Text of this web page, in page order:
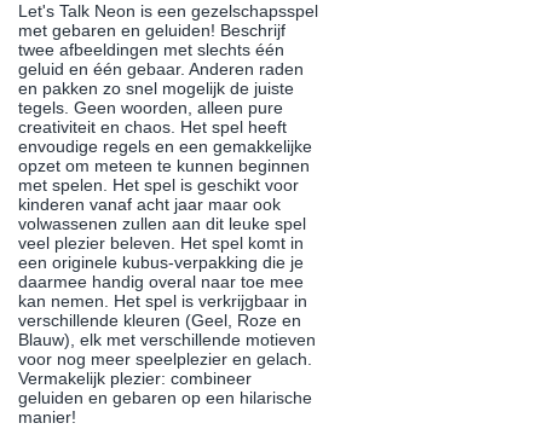
Let's Talk Neon is een gezelschapsspel
met gebaren en geluiden! Beschrijf
twee afbeeldingen met slechts één
geluid en één gebaar. Anderen raden
en pakken zo snel mogelijk de juiste
tegels. Geen woorden, alleen pure
creativiteit en chaos. Het spel heeft
envoudige regels en een gemakkelijke
opzet om meteen te kunnen beginnen
met spelen. Het spel is geschikt voor
kinderen vanaf acht jaar maar ook
volwassenen zullen aan dit leuke spel
veel plezier beleven. Het spel komt in
een originele kubus-verpakking die je
daarmee handig overal naar toe mee
kan nemen. Het spel is verkrijgbaar in
verschillende kleuren (Geel, Roze en
Blauw), elk met verschillende motieven
voor nog meer speelplezier en gelach.
Vermakelijk plezier: combineer
geluiden en gebaren op een hilarische
manier!